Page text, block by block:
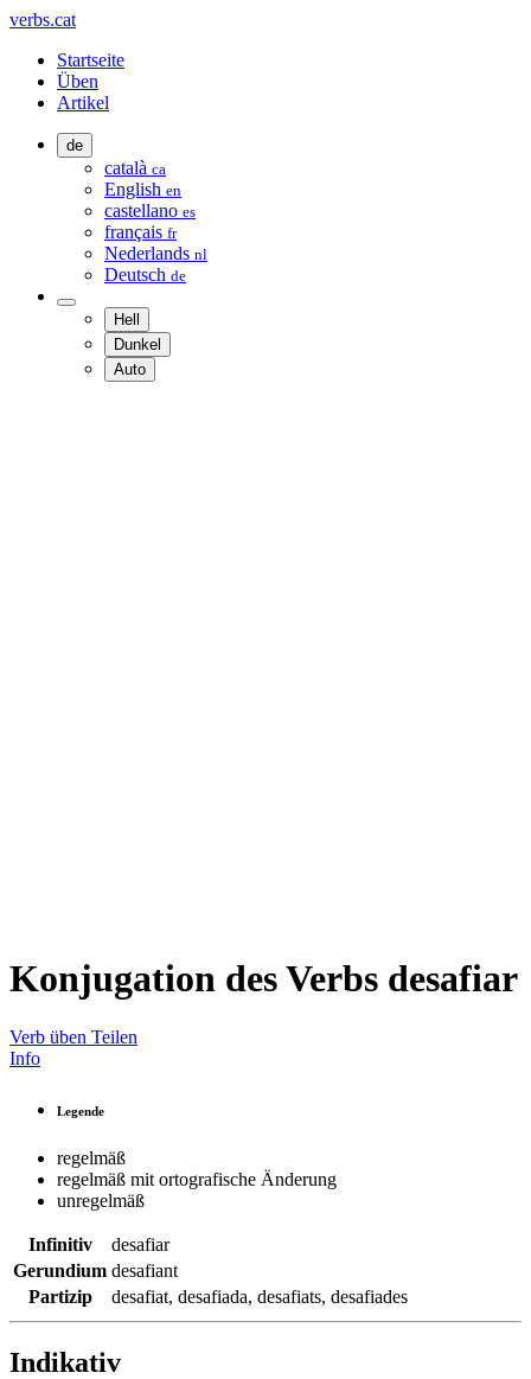
verbs.cat
Startseite
Üben
Artikel
de
català ca
English en
castellano es
français fr
Nederlands nl
Deutsch de
Hell
Dunkel
Auto
Konjugation des Verbs desafiar
Verb üben Teilen
Info
Legende
regelmäß
regelmäß mit ortografische Änderung
unregelmäß
Infinitiv
desafiar
Gerundium desafiant
Partizip
desafiat, desafiada, desafiats, desafiades
Indikativ